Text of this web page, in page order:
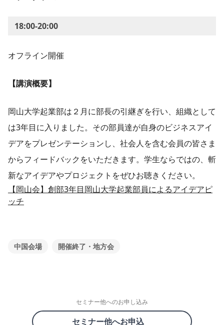
18:00-20:00
オフライン開催
【講演概要】
岡山大学起業部は２月に部長の引継ぎを行い、組織として
は3年目に入りました。その部員達が自身のビジネスアイ
デアをプレゼンテーションし、社会人を含む会員の皆さま
からフィードバックをいただきます。学生ならではの、斬
新なアイデアやプロジェクトをぜひお聴きください。
【岡山会】創部3年目岡山大学起業部員によるアイデアピ
ッチ
中国会場 開催終了・地方会
セミナー他へのお申し込み
セミナー他へお申込